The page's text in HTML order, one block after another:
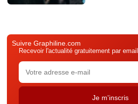
Suivre Graphiline.com
Recevoir l'actualité gratuitement par email